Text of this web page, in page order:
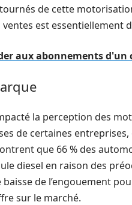
de cette
est essentiellement
aux abonnements
la perception des
de certaines
que 66 % des
diesel en raison des
de l’engouement
sur le marché.